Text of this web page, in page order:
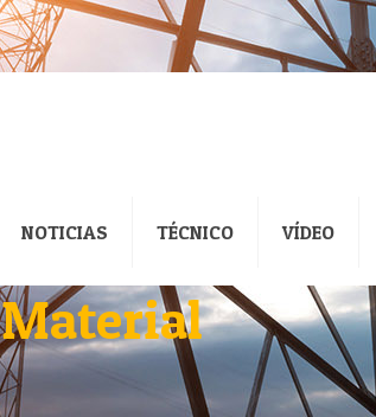
NOTICIAS TÉCNICO VÍDEO
Material